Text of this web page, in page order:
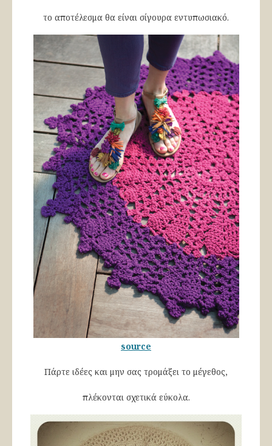
το αποτέλεσμα θα είναι σίγουρα εντυπωσιακό.
source
Πάρτε ιδέες και μην σας τρομάξει το μέγεθος,
πλέκονται σχετικά εύκολα.